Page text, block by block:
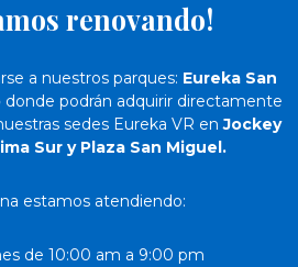
renovando!
a nuestros parques: Eureka San
donde podrán adquirir directamente
sedes Eureka VR enJockey
Sur y Plaza San Miguel.
estamos atendiendo:
de 10:00 am a 9:00 pm